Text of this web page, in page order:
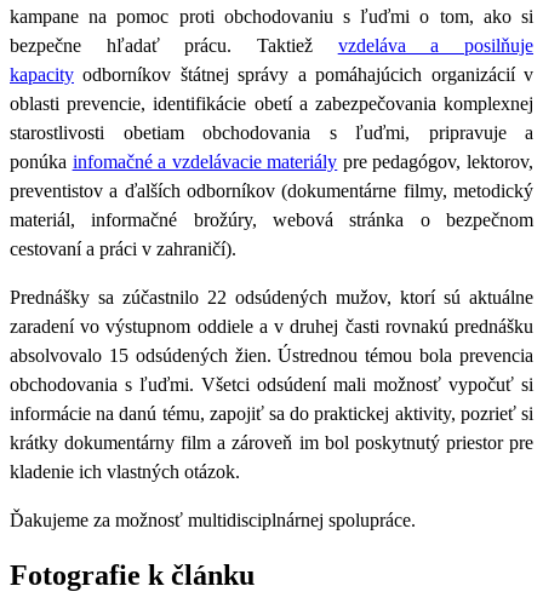
kampane na pomoc proti obchodovaniu s ľuďmi o tom, ako si
bezpečne hľadať prácu. Taktiež vzdeláva a posilňuje
kapacity odborníkov štátnej správy a pomáhajúcich organizácií v
oblasti prevencie, identifikácie obetí a zabezpečovania komplexnej
starostlivosti obetiam obchodovania s ľuďmi, pripravuje a
ponúka infomačné a vzdelávacie materiály pre pedagógov, lektorov,
preventistov a ďalších odborníkov (dokumentárne filmy, metodický
materiál, informačné brožúry, webová stránka o bezpečnom
cestovaní a práci v zahraničí).
Prednášky sa zúčastnilo 22 odsúdených mužov, ktorí sú aktuálne
zaradení vo výstupnom oddiele a v druhej časti rovnakú prednášku
absolvovalo 15 odsúdených žien. Ústrednou témou bola prevencia
obchodovania s ľuďmi. Všetci odsúdení mali možnosť vypočuť si
informácie na danú tému, zapojiť sa do praktickej aktivity, pozrieť si
krátky dokumentárny film a zároveň im bol poskytnutý priestor pre
kladenie ich vlastných otázok.
Ďakujeme za možnosť multidisciplnárnej spolupráce.
Fotografie k článku